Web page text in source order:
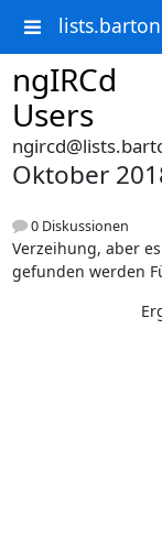
ngIRCd
Users
Oktober
0 Diskussionen
Verzeihung, aber
gefunden werden